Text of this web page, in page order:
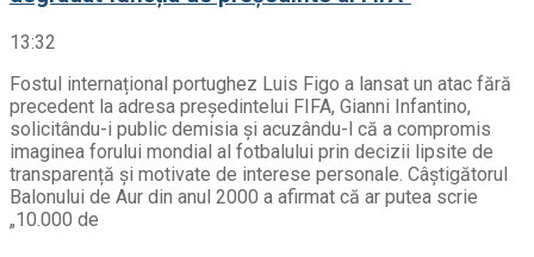
13:32
Fostul internațional portughez Luis Figo a lansat un atac fără
precedent la adresa președintelui FIFA, Gianni Infantino,
solicitându-i public demisia și acuzându-l că a compromis
imaginea forului mondial al fotbalului prin decizii lipsite de
transparență și motivate de interese personale. Câștigătorul
Balonului de Aur din anul 2000 a afirmat că ar putea scrie
„10.000 de